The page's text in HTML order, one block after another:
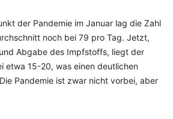
der Pandemie im Januar lag die Zahl
noch bei 79 pro Tag. Jetzt,
Abgabe des Impfstoffs, liegt der
etwa 15-20, was einen deutlichen
Pandemie ist zwar nicht vorbei, aber